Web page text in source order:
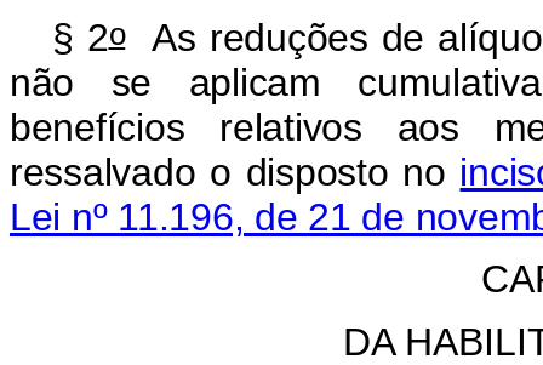
§ 2oAs reduções de
não se aplicam
benefícios relativos aos
ressalvado o disposto no
Lei nº 11.196, de 21 de
DA